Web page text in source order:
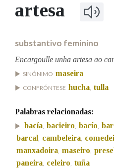
Facebook
TwitterYoutubeInstagram
Bluesky
BUSCAR NOS LEMAS
Remata por
Contén
BUSCAR NO CONTIDO
artesa
substantivo feminino
Encargoulle unha artesa ao
SINÓNIMO maseira
CONFRÓNTESE hucha, tulla
Palabras relacionadas:
bacía, bacieiro, bacío,
barcal , cambeleira,
manxadoira, maseiro,
paneira, celeiro, tuña